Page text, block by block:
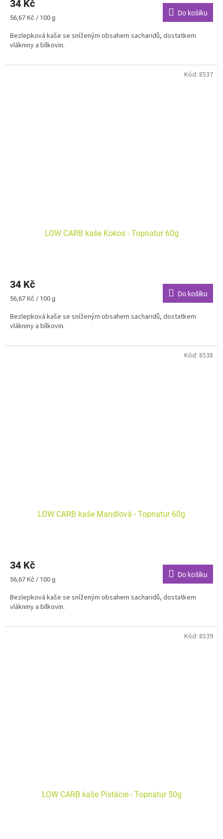
34 Kč
Měrná
56,67 Kč / 100 g
Do košíku
Bezlepková kaše se sníženým obsahem sacharidů, dostatkem
vlákniny a bílkovin.
LOW CARB kaše Kokos - Topnatur 60g
34 Kč
Měrná
56,67 Kč / 100 g
Do košíku
Bezlepková kaše se sníženým obsahem sacharidů, dostatkem
vlákniny a bílkovin.
Kód: 8537
LOW CARB kaše Mandlová - Topnatur 60g
34 Kč
Měrná
56,67 Kč / 100 g
Do košíku
Bezlepková kaše se sníženým obsahem sacharidů, dostatkem
vlákniny a bílkovin.
Kód: 8538
LOW CARB kaše Pistácie - Topnatur 50g
Kód: 8539